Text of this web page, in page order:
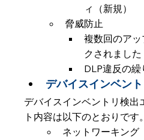
ィ（新規）
脅威防止
複数回のア
クされました
DLP違反の繰
デバイスインベント
デバイスインベントリ検出
ト内容は以下のとおりです。
ネットワーキング